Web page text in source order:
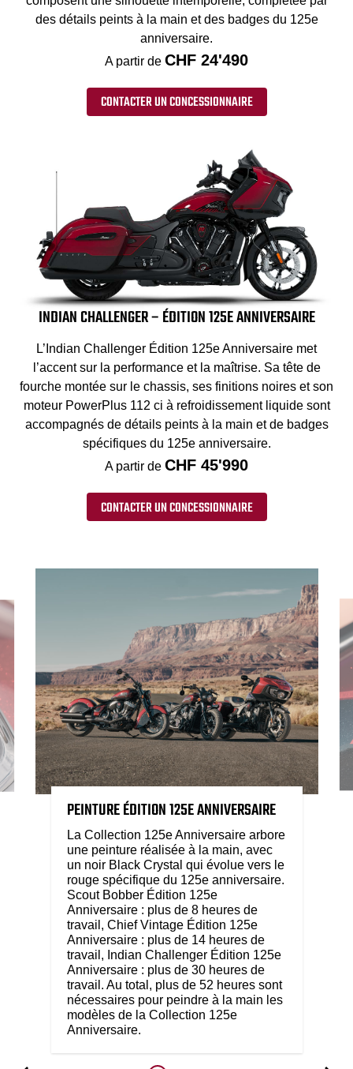
des détails peints à la main et des badges du 125e
anniversaire.
A partir de CHF 24'490
CONTACTER UN CONCESSIONNAIRE
INDIAN CHALLENGER – ÉDITION 125E ANNIVERSAIRE
L’Indian Challenger Édition 125e Anniversaire met
l’accent sur la performance et la maîtrise. Sa tête de
fourche montée sur le chassis, ses finitions noires et son
moteur PowerPlus 112 ci à refroidissement liquide sont
accompagnés de détails peints à la main et de badges
spécifiques du 125e anniversaire.
A partir de CHF 45'990
CONTACTER UN CONCESSIONNAIRE
PEINTURE ÉDITION 125E ANNIVERSAIRE
La Collection 125e Anniversaire arbore
une peinture réalisée à la main, avec
un noir Black Crystal qui évolue vers le
rouge spécifique du 125e anniversaire.
Scout Bobber Édition 125e
Anniversaire : plus de 8 heures de
travail, Chief Vintage Édition 125e
Anniversaire : plus de 14 heures de
travail, Indian Challenger Édition 125e
Anniversaire : plus de 30 heures de
travail. Au total, plus de 52 heures sont
nécessaires pour peindre à la main les
modèles de la Collection 125e
Anniversaire.